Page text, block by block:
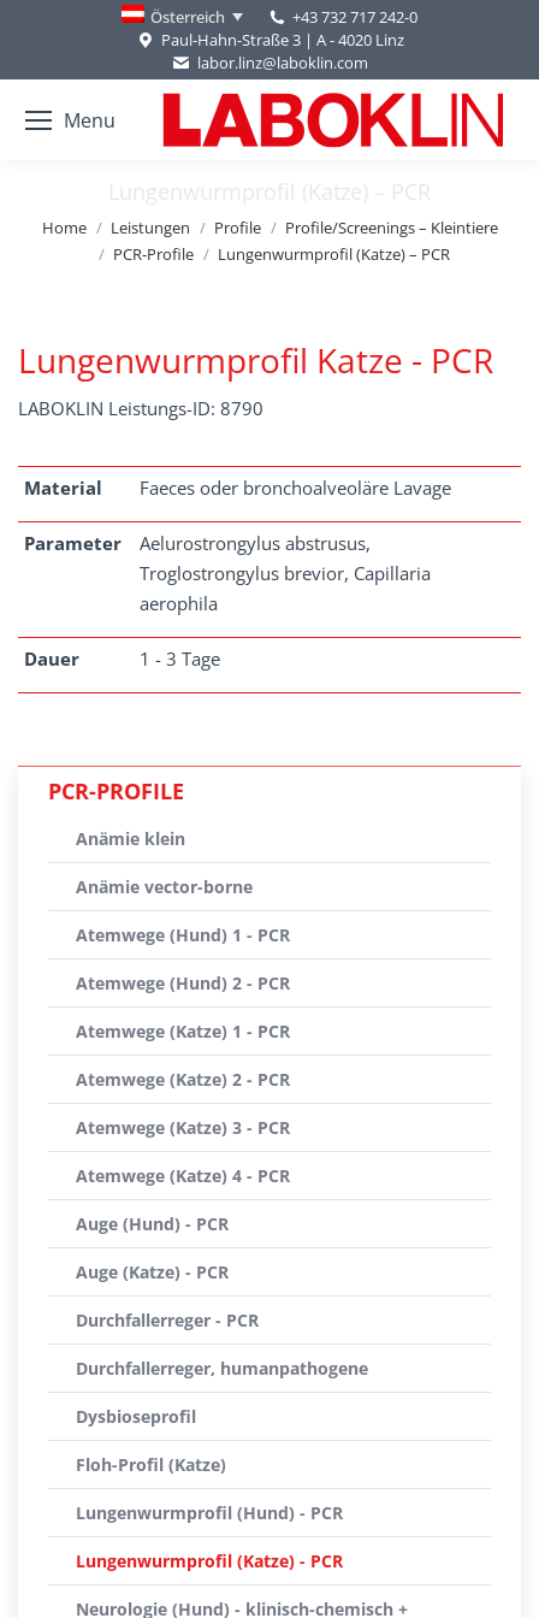
Österreich
+43 732 717 242-0
Paul-Hahn-Straße 3 | A - 4020 Linz
labor.linz@laboklin.com
Menu
Lungenwurmprofil (Katze) – PCR
You are here:
Home Leistungen Profile
Profile/Screenings – Kleintiere
PCR-Profile
Lungenwurmprofil (Katze) – PCR
Lungenwurmprofil Katze - PCR
LABOKLIN Leistungs-ID: 8790
Material Faeces oder bronchoalveoläre Lavage
Parameter
Aelurostrongylus abstrusus,
Troglostrongylus brevior, Capillaria
aerophila
Dauer 1 - 3 Tage
PCR-PROFILE
Anämie klein
Anämie vector-borne
Atemwege (Hund) 1 - PCR
Atemwege (Hund) 2 - PCR
Atemwege (Katze) 1 - PCR
Atemwege (Katze) 2 - PCR
Atemwege (Katze) 3 - PCR
Atemwege (Katze) 4 - PCR
Auge (Hund) - PCR
Auge (Katze) - PCR
Durchfallerreger - PCR
Durchfallerreger, humanpathogene
Dysbioseprofil
Floh-Profil (Katze)
Lungenwurmprofil (Hund) - PCR
Lungenwurmprofil (Katze) - PCR
Neurologie (Hund) - klinisch-chemisch +